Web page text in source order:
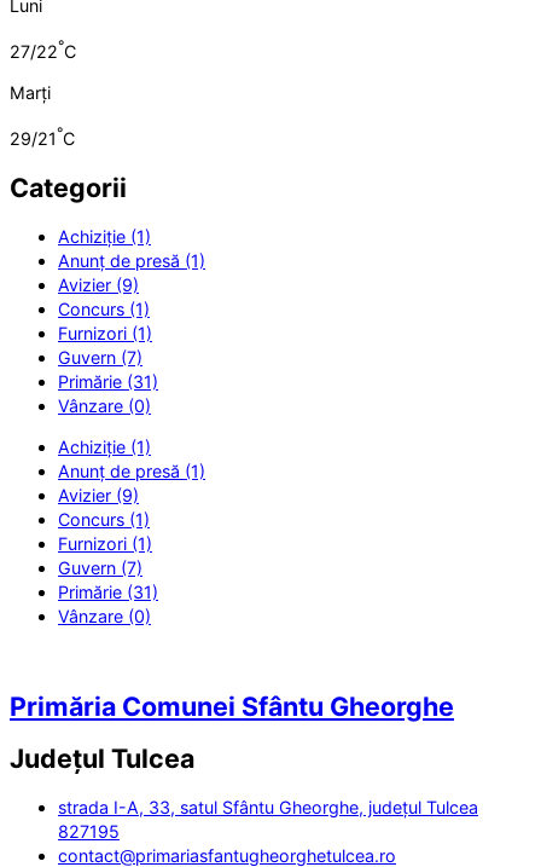
Luni
27/22°C
Marți
29/21°C
Categorii
Achiziție (1)
Anunț de presă (1)
Avizier (9)
Concurs (1)
Furnizori (1)
Guvern (7)
Primărie (31)
Vânzare (0)
Achiziție (1)
Anunț de presă (1)
Avizier (9)
Concurs (1)
Furnizori (1)
Guvern (7)
Primărie (31)
Vânzare (0)
Primăria Comunei Sfântu Gheorghe
Județul Tulcea
strada I-A, 33, satul Sfântu Gheorghe, județul Tulcea
827195
contact@primariasfantugheorghetulcea.ro